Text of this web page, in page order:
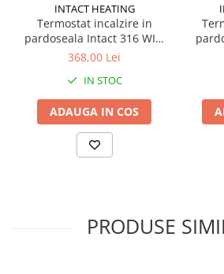
INTACT HEATING
Termostat incalzire in
pardoseala Intact 316 WIFI
16A/230V
368,00 Lei
IN STOC
ADAUGA IN COS
PRODUSE